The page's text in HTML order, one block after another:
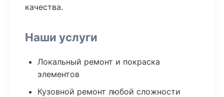
качества.
Наши услуги
Локальный ремонт и покраска
элементов
Кузовной ремонт любой сложности